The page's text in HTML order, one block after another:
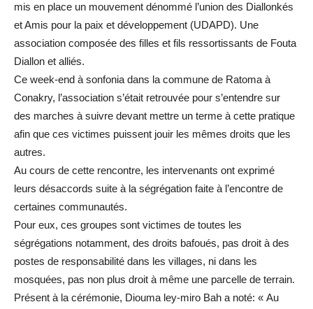
mis en place un mouvement dénommé l’union des Diallonkés
et Amis pour la paix et développement (UDAPD). Une
association composée des filles et fils ressortissants de Fouta
Diallon et alliés.
Ce week-end à sonfonia dans la commune de Ratoma à
Conakry, l’association s’était retrouvée pour s’entendre sur
des marches à suivre devant mettre un terme à cette pratique
afin que ces victimes puissent jouir les mêmes droits que les
autres.
Au cours de cette rencontre, les intervenants ont exprimé
leurs désaccords suite à la ségrégation faite à l’encontre de
certaines communautés.
Pour eux, ces groupes sont victimes de toutes les
ségrégations notamment, des droits bafoués, pas droit à des
postes de responsabilité dans les villages, ni dans les
mosquées, pas non plus droit à même une parcelle de terrain.
Présent à la cérémonie, Diouma ley-miro Bah a noté: « Au